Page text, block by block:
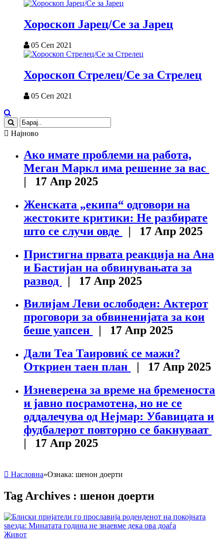
Хороскоп Јарец/Се за Јарец
05 Сеп 2021
Хороскоп Стрелец/Се за Стрелец
05 Сеп 2021
Најново
Ако имате проблеми на работа,
Меган Маркл има решение за вас
| 17 Апр 2025
Женската „екипа“ одговори на
жестоките критики: Не разбирате
што се случи овде
| 17 Апр 2025
Пристигна првата реакција на Ана
и Бастијан на обвинувањата за
развод
| 17 Апр 2025
Вилијам Леви ослободен: Актерот
проговори за обвиненијата за кои
беше уапсен
| 17 Апр 2025
Дали Теа Таировиќ се мажи?
Откриен таен план
| 17 Апр 2025
Изневерена за време на бременоста
и јавно посрамотена, но не се
оддалечува од Нејмар: Убавицата и
фудбалерот повторно се бакнуваат
| 17 Апр 2025
Насловна»Ознака: шенон доерти
Tag Archives : шенон доерти
Живот